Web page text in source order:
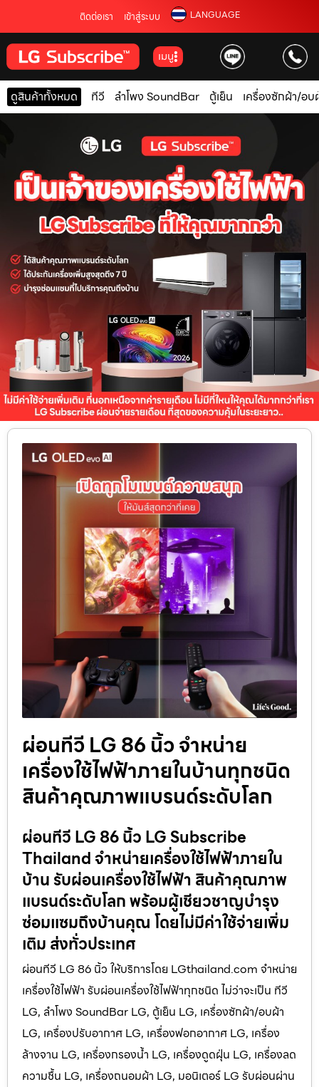
ติดต่อเรา เข้าสู่ระบบ LANGUAGE
เมนู
ดูสินค้าทั้งหมด ทีวี ลำโพง SoundBar ตู้เย็น เครื่องซักผ้า/อบ
ผ่อนทีวี LG 86 นิ้ว จำหน่าย
เครื่องใช้ไฟฟ้าภายในบ้านทุกชนิด
สินค้าคุณภาพแบรนด์ระดับโลก
ผ่อนทีวี LG 86 นิ้ว LG Subscribe
Thailand จำหน่ายเครื่องใช้ไฟฟ้าภายใน
บ้าน รับผ่อนเครื่องใช้ไฟฟ้า สินค้าคุณภาพ
แบรนด์ระดับโลก พร้อมผู้เชียวชาญบำรุง
ซ่อมแซมถึงบ้านคุณ โดยไม่มีค่าใช้จ่ายเพิ่ม
เติม ส่งทั่วประเทศ
ผ่อนทีวี LG 86 นิ้ว ให้บริการโดย LGthailand.com จำหน่าย
เครื่องใช้ไฟฟ้า รับผ่อนเครื่องใช้ไฟฟ้าทุกชนิด ไม่ว่าจะเป็น ทีวี
LG, ลำโพง SoundBar LG, ตู้เย็น LG, เครื่องซักผ้า/อบผ้า
LG, เครื่องปรับอากาศ LG, เครื่องฟอกอากาศ LG, เครื่อง
ล้างจาน LG, เครื่องกรองน้ำ LG, เครื่องดูดฝุ่น LG, เครื่องลด
ความชื้น LG, เครื่องถนอมผ้า LG, มอนิเตอร์ LG รับผ่อนผ่าน